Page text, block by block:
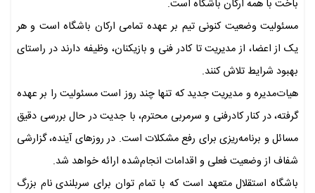
باخت با همه ارکان باشگاه است.
مسئولیت وضعیت کنونی تیم بر عهده تمامی ارکان باشگاه است و هر
یک از اعضا، از مدیریت تا کادر فنی و بازیکنان، وظیفه دارند در راستای
بهبود شرایط تلاش کنند.
هیات‌مدیره و مدیریت جدید که تنها چند روز است مسئولیت را بر عهده
گرفته، در کنار کادرفنی و سرمربی محترم، با جدیت در حال بررسی دقیق
مسائل و برنامه‌ریزی برای رفع مشکلات است. در روزهای آینده، گزارشی
شفاف از وضعیت فعلی و اقدامات انجام‌شده ارائه خواهد شد.
باشگاه استقلال متعهد است که با تمام توان برای سربلندی نام بزرگ